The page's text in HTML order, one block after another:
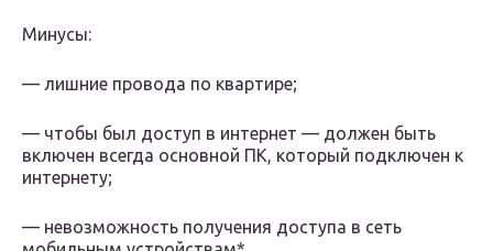
Минусы:
— лишние провода по квартире;
— чтобы был доступ в интернет — должен быть
включен всегда основной ПК, который подключен к
интернету;
— невозможность получения доступа в сеть